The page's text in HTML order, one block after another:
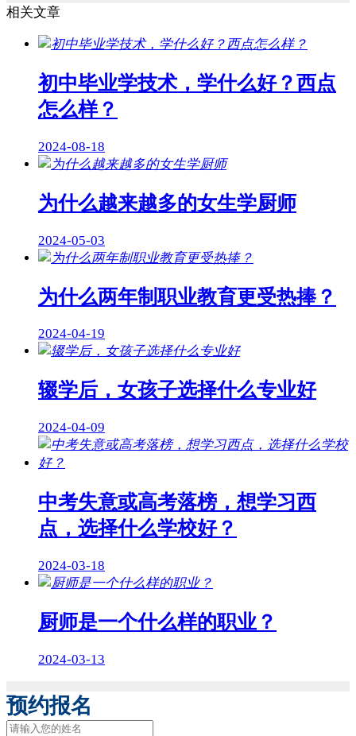
相关文章
初中毕业学技术，学什么好？西点
怎么样？
2024-08-18
为什么越来越多的女生学厨师
2024-05-03
为什么两年制职业教育更受热捧？
2024-04-19
辍学后，女孩子选择什么专业好
2024-04-09
中考失意或高考落榜，想学习西
点，选择什么学校好？
2024-03-18
厨师是一个什么样的职业？
2024-03-13
预约报名